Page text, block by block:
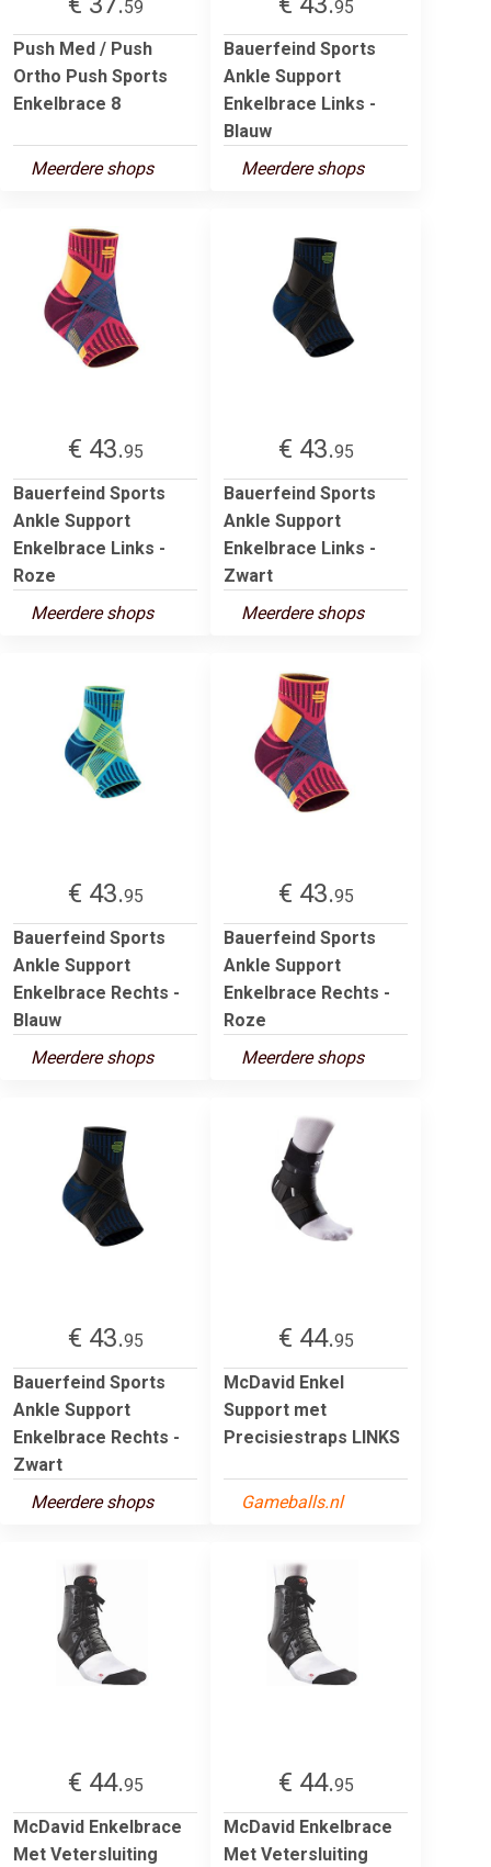
59
Push Med / Push
Ortho Push Sports
Enkelbrace 8
Meerdere shops
95
Bauerfeind Sports
Ankle Support
Enkelbrace Links -
Blauw
Meerdere shops
€ 43.95
Bauerfeind Sports
Ankle Support
Enkelbrace Links -
Roze
Meerdere shops
€ 43.95
Bauerfeind Sports
Ankle Support
Enkelbrace Links -
Zwart
Meerdere shops
€ 43.95
Bauerfeind Sports
Ankle Support
Enkelbrace Rechts -
Blauw
Meerdere shops
€ 43.95
Bauerfeind Sports
Ankle Support
Enkelbrace Rechts -
Roze
Meerdere shops
€ 43.95
Bauerfeind Sports
Ankle Support
Enkelbrace Rechts -
Zwart
Meerdere shops
€ 44.95
McDavid Enkel
Support met
Precisiestraps LINKS
Gameballs.nl
€ 44.95
McDavid Enkelbrace
Met Vetersluiting
€ 44.95
McDavid Enkelbrace
Met Vetersluiting